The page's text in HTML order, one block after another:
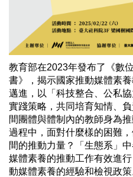
教育部在2023年發布了《數
書》，揭示國家推動媒體素
邁進，以「科技整合、公私
實踐策略，共同培育知情、
間團體與體制內的教師身為
過程中，面對什麼樣的困難
間的推動力量？「生態系」
媒體素養的推動工作有效進
動媒體素養的經驗和檢視政策